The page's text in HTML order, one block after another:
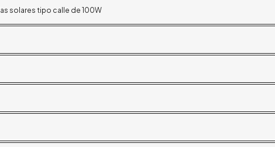
solares tipo calle de 100W